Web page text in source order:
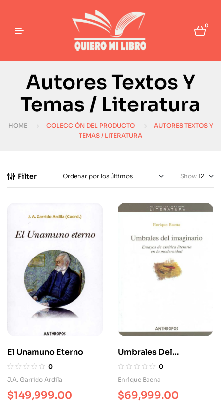
0
Autores Textos Y
Temas / Literatura
HOME COLECCIÓN DEL PRODUCTO
AUTORES TEXTOS Y
TEMAS / LITERATURA
Filter Show
El Unamuno Eterno
0
J.A. Garrido Ardila
$149,999.00
Umbrales Del
Imaginario. Ensayos De
Estética Literaria En La
0
Enrique Baena
$69,999.00